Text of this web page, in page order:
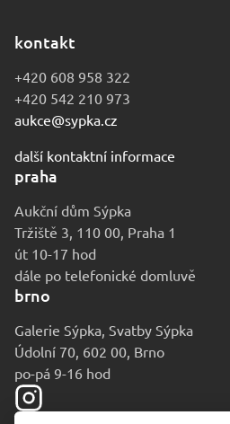
kontakt
+420 608 958 322
+420 542 210 973
aukce@sypka.cz
další kontaktní informace
praha
Aukční dům Sýpka
Tržiště 3, 110 00, Praha 1
út 10-17 hod
dále po telefonické domluvě
brno
Galerie Sýpka, Svatby Sýpka
Údolní 70, 602 00, Brno
po-pá 9-16 hod